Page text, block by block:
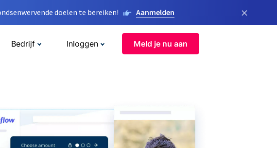
doelen te bereiken! Aanmelden ×
Bedrijf Inloggen Meld je nu aan